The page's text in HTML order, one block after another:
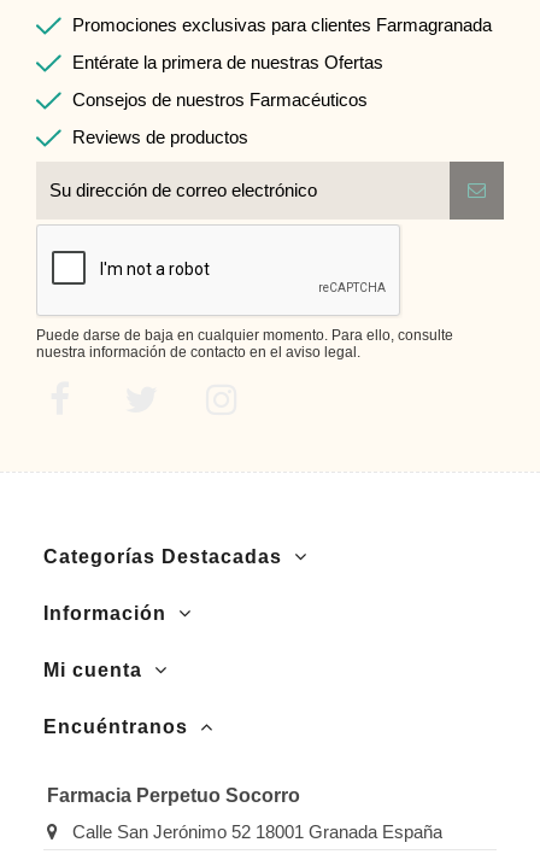
Promociones exclusivas para clientes Farmagranada
Entérate la primera de nuestras Ofertas
Consejos de nuestros Farmacéuticos
Reviews de productos
Puede darse de baja en cualquier momento. Para ello, consulte
nuestra información de contacto en el aviso legal.
Categorías Destacadas
Información
Mi cuenta
Encuéntranos
Farmacia Perpetuo Socorro
Calle San Jerónimo 52 18001 Granada España